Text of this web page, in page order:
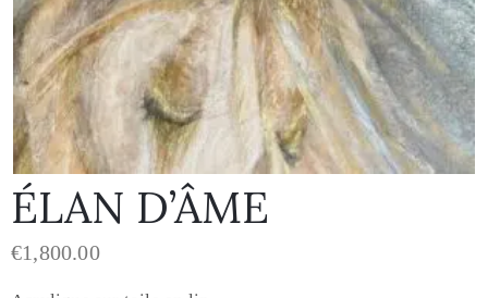
ÉLAN D’ÂME
€1,800.00